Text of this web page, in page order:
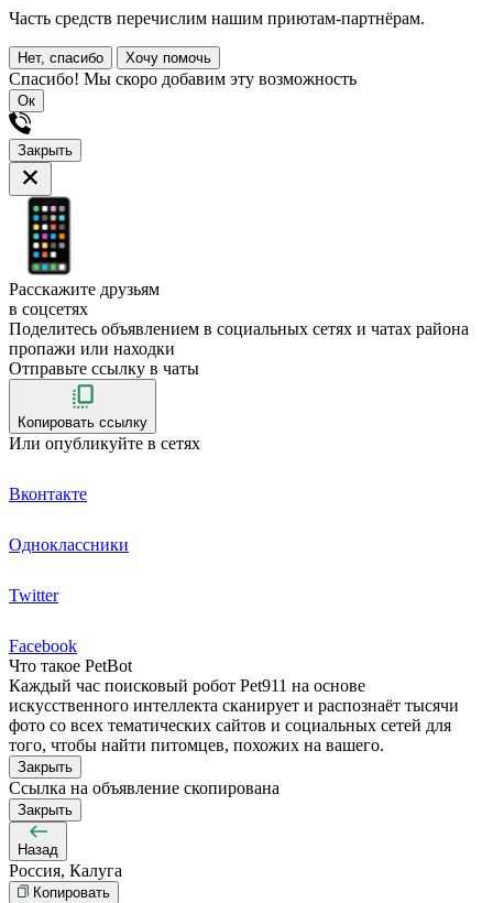
Часть средств перечислим нашим приютам-партнёрам.
Нет, спасибо Хочу помочь
Спасибо! Мы скоро добавим эту возможность
Ок
Закрыть
Расскажите друзьям
в соцсетях
Поделитесь объявлением в социальных сетях и чатах района
пропажи или находки
Отправьте ссылку в чаты
Копировать ссылку
Или опубликуйте в сетях
Вконтакте
Одноклассники
Twitter
Facebook
Что такое PetBot
Каждый час поисковый робот Pet911 на основе
искусственного интеллекта сканирует и распознаёт тысячи
фото со всех тематических сайтов и социальных сетей для
того, чтобы найти питомцев, похожих на вашего.
Закрыть
Ссылка на объявление скопирована
Закрыть
Назад
Россия, Калуга
Копировать